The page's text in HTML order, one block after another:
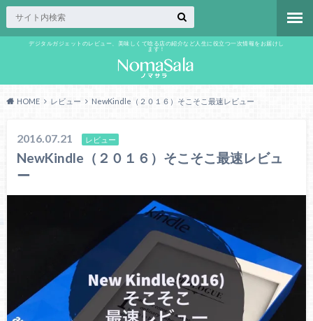
デジタルガジェットのレビュー、美味しくて唸る店の紹介など人生に役立つ一次情報をお届けし
ます！
HOME レビュー NewKindle（２０１６）そこそこ最速レビュー
2016.07.21 レビュー
NewKindle（２０１６）そこそこ最速レビュ
ー